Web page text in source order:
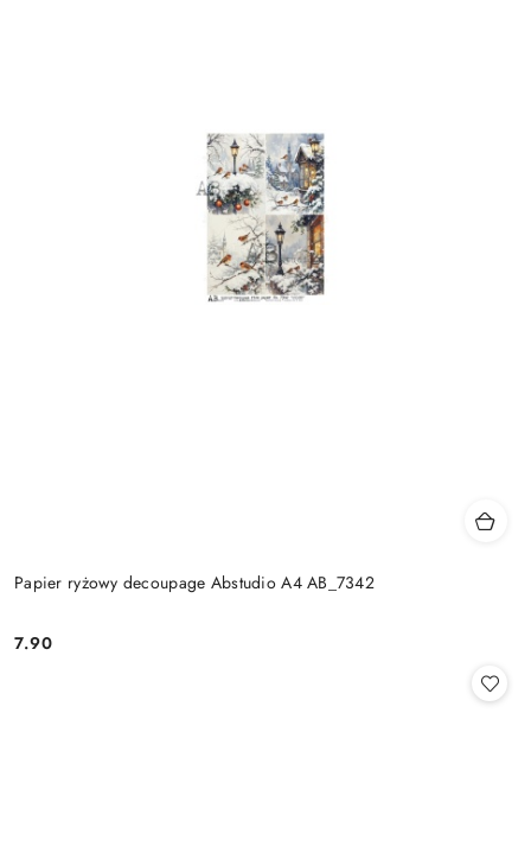
Papier ryżowy decoupage Abstudio A4 AB_7342
Cena:
7.90